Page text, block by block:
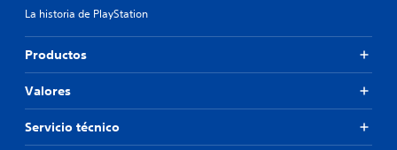
La historia de PlayStation
Productos
Valores
Servicio técnico